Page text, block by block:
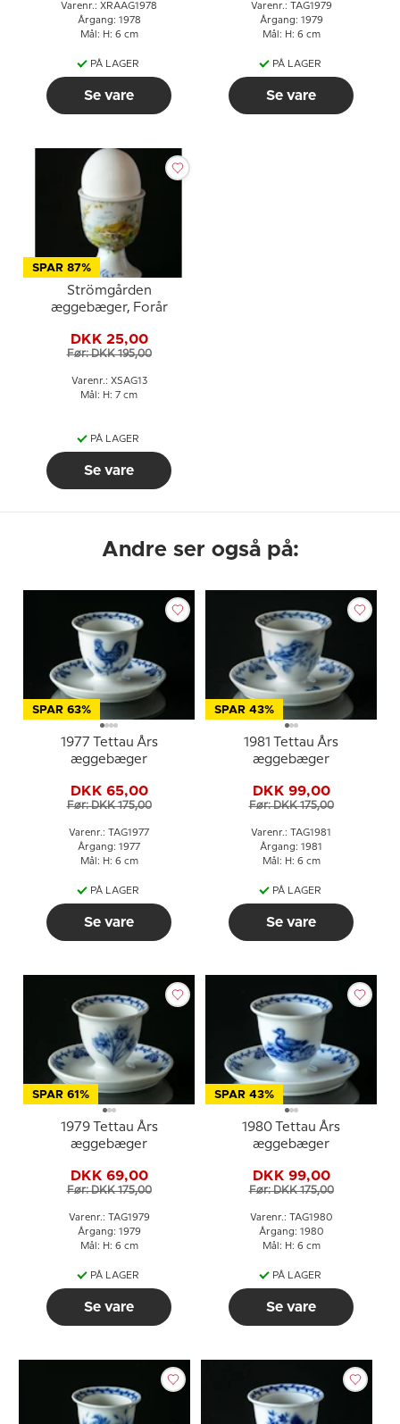
Varenr.: XRAAG1978
Årgang: 1978
Mål: H: 6 cm
PÅ LAGER
Se vare
Varenr.: TAG1979
Årgang: 1979
Mål: H: 6 cm
PÅ LAGER
Se vare
SPAR 87%
Strömgården
æggebæger, Forår
DKK 25,00
Før: DKK 195,00
Varenr.: XSAG13
Mål: H: 7 cm
PÅ LAGER
Se vare
Andre ser også på:
SPAR 63%
1977 Tettau Års
æggebæger
DKK 65,00
Før: DKK 175,00
Varenr.: TAG1977
Årgang: 1977
Mål: H: 6 cm
PÅ LAGER
Se vare
SPAR 43%
1981 Tettau Års
æggebæger
DKK 99,00
Før: DKK 175,00
Varenr.: TAG1981
Årgang: 1981
Mål: H: 6 cm
PÅ LAGER
Se vare
SPAR 61%
1979 Tettau Års
æggebæger
DKK 69,00
Før: DKK 175,00
Varenr.: TAG1979
Årgang: 1979
Mål: H: 6 cm
PÅ LAGER
Se vare
SPAR 43%
1980 Tettau Års
æggebæger
DKK 99,00
Før: DKK 175,00
Varenr.: TAG1980
Årgang: 1980
Mål: H: 6 cm
PÅ LAGER
Se vare